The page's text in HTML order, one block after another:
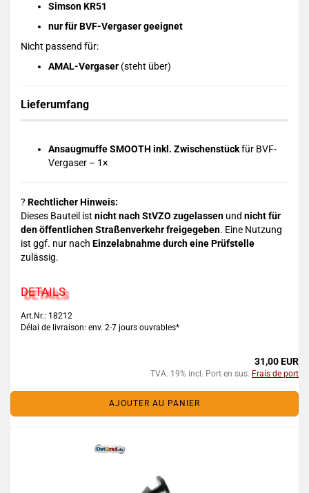
Simson KR51
nur für BVF-Vergaser geeignet
Nicht passend für:
AMAL-Vergaser (steht über)
Lieferumfang
Ansaugmuffe SMOOTH inkl. Zwischenstückfür BVF-
Vergaser – 1×
? Rechtlicher Hinweis:
Dieses Bauteil ist nicht nach StVZO zugelassen und nicht für
den öffentlichen Straßenverkehr freigegeben. Eine Nutzung
ist ggf. nur nach Einzelabnahme durch eine Prüfstelle
zulässig.
DETAILS
Art.Nr.: 18212
Délai de livraison: env. 2-7 jours ouvrables*
31,00 EUR
TVA. 19% incl. Port en sus. Frais de port
AJOUTER AU PANIER